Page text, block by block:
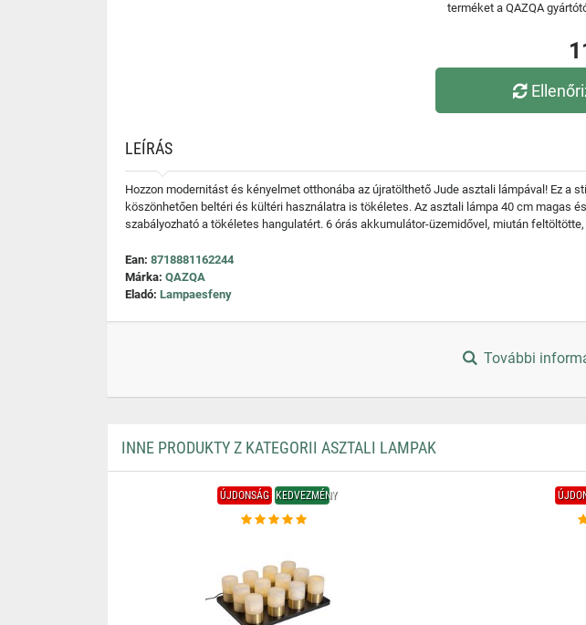
terméket a QAZQA
LEÍRÁS
Hozzon modernitást és kényelmet otthonába az újratölthető Jude asztali lámpával! Ez
köszönhetően beltéri és kültéri használatra is tökéletes. Az asztali lámpa 40 cm magas
szabályozható a tökéletes hangulatért. 6 órás akkumulátor-üzemidővel, miután
Ean: 8718881162244
Márka: QAZQA
Eladó: Lampaesfeny
További
INNE PRODUKTY Z KATEGORII ASZTALI LAMPAK
ÚJDONSÁG KEDVEZMÉNY